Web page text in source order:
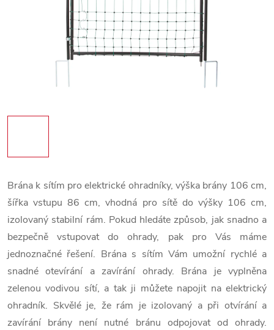
Brána k sítím pro elektrické ohradníky, výška brány 106 cm,
šířka vstupu 86 cm, vhodná pro sítě do výšky 106 cm,
izolovaný stabilní rám. Pokud hledáte způsob, jak snadno a
bezpečně vstupovat do ohrady, pak pro Vás máme
jednoznačné řešení. Brána s sítím Vám umožní rychlé a
snadné otevírání a zavírání ohrady. Brána je vyplněna
zelenou vodivou sítí, a tak ji můžete napojit na elektrický
ohradník. Skvělé je, že rám je izolovaný a při otvírání a
zavírání brány není nutné bránu odpojovat od ohrady.